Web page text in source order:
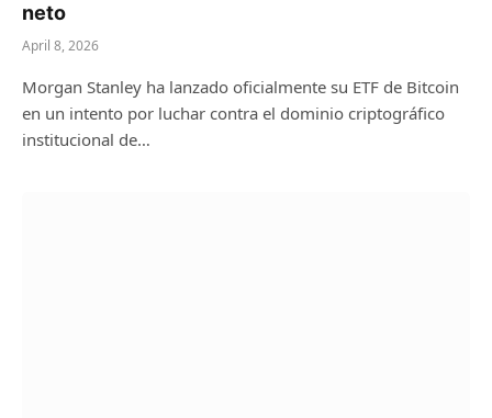
neto
April 8, 2026
Morgan Stanley ha lanzado oficialmente su ETF de Bitcoin
en un intento por luchar contra el dominio criptográfico
institucional de…